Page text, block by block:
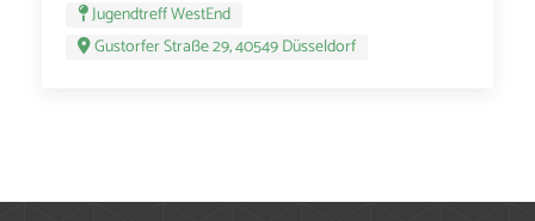
Jugendtreff WestEnd
Gustorfer Straße 29, 40549 Düsseldorf